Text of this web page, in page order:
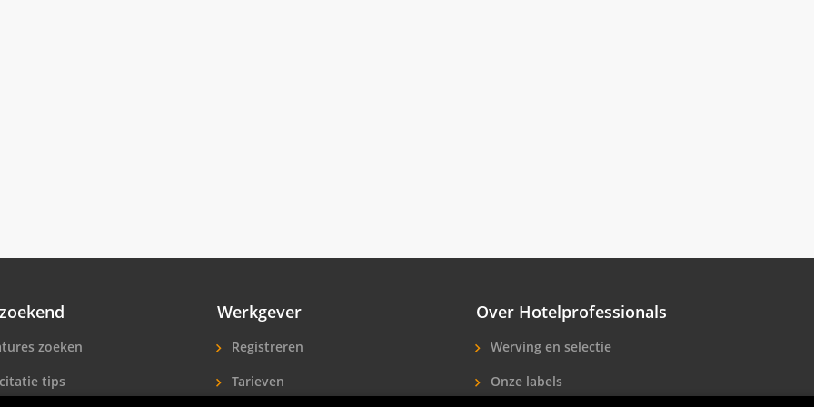
zoeken
tips
Werkgever
Registreren
Tarieven
Over Hotelprofessionals
Werving en selectie
Onze labels